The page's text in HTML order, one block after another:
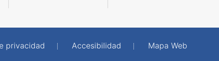
privacidad Accesibilidad
Mapa Web